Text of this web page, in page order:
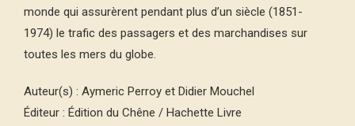
monde qui assurèrent pendant plus d’un siècle (1851-
1974) le trafic des passagers et des marchandises sur
toutes les mers du globe.
Auteur(s) : Aymeric Perroy et Didier Mouchel
Éditeur : Édition du Chêne / Hachette Livre